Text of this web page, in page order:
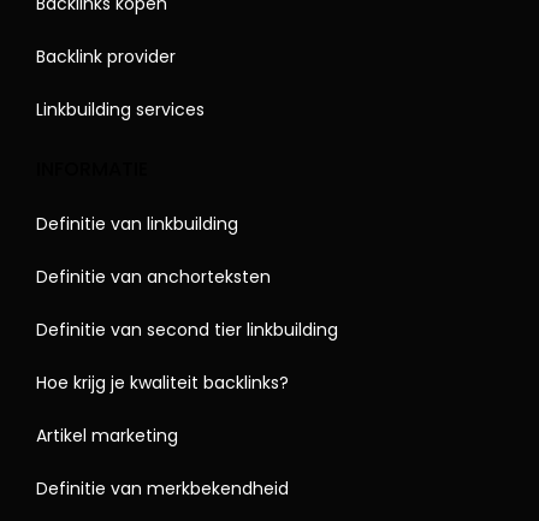
Backlink provider
Linkbuilding services
Definitie van linkbuilding
Definitie van anchorteksten
Definitie van second tier linkbuilding
Hoe krijg je kwaliteit backlinks?
Artikel marketing
Definitie van merkbekendheid